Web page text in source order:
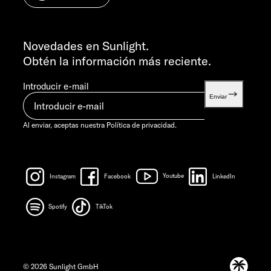
info@sunlight.de
Novedades en Sunlight.
Obtén la información más reciente.
Introducir e-mail
Enviar
Al enviar, aceptas nuestra Política de privacidad.
Instagram Facebook Youtube LinkedIn
Spotify TikTok
© 2026 Sunlight GmbH